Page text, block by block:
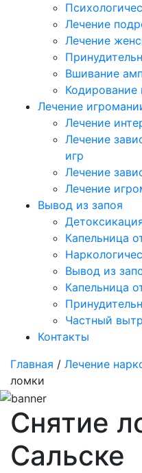
Лечение
Лечение
Вшивание
Кодирование
Лечение
Лечение
Лечение
игр
Лечение
Лечение
Вывод из запоя
Капельница
Вывод из
Капельница
Частный
Контакты
Главная / Лечение
ломки
Снятие
Сальске